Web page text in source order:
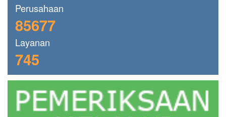
Perusahaan
85677
Layanan
745